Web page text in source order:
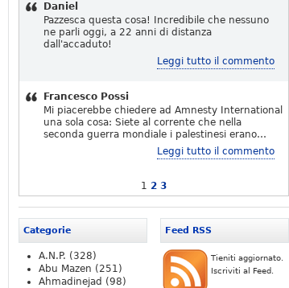
Daniel
Pazzesca questa cosa! Incredibile che nessuno
ne parli oggi, a 22 anni di distanza
dall'accaduto!
Leggi tutto il commento
Francesco Possi
Mi piacerebbe chiedere ad Amnesty International
una sola cosa: Siete al corrente che nella
seconda guerra mondiale i palestinesi erano…
Leggi tutto il commento
1 2 3
Feed RSS
Tieniti aggiornato.
Iscriviti al Feed.
Categorie
A.N.P. (328)
Abu Mazen (251)
Ahmadinejad (98)